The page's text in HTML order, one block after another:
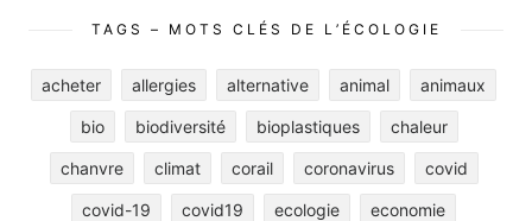
TAGS – MOTS CLÉS DE L’ÉCOLOGIE
acheter allergies alternative animal animaux
bio biodiversité bioplastiques chaleur
chanvre climat corail coronavirus covid
covid-19 covid19 ecologie economie